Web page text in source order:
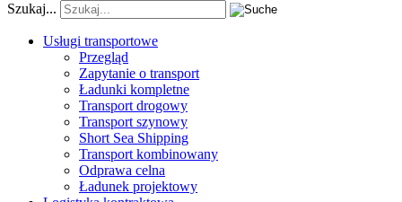
Szukaj...
Usługi transportowe
Przegląd
Zapytanie o transport
Ładunki kompletne
Transport drogowy
Transport szynowy
Short Sea Shipping
Transport kombinowany
Odprawa celna
Ładunek projektowy